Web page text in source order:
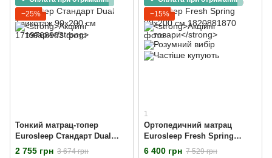
−25%
Тонкий матрац-топер
Eurosleep Стандарт Dual
Трикотаж 90х200 см
2 755 грн 3 674 грн
−15%
1
Ортопедичний матрац
Eurosleep Fresh Spring
90х200 см
6 400 грн 7 529 грн